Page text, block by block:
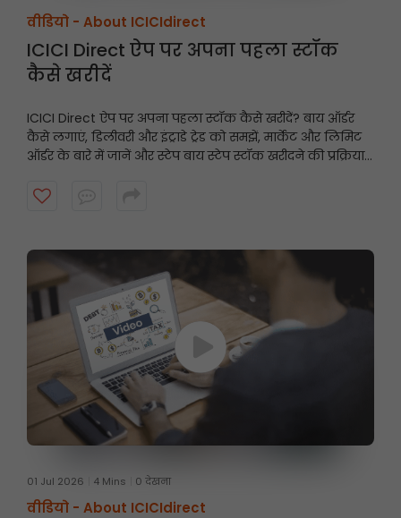
वीडियो - About ICICIdirect
ICICI Direct ऐप पर अपना पहला स्टॉक
कैसे खरीदें
ICICI Direct ऐप पर अपना पहला स्टॉक कैसे खरीदें? बाय ऑर्डर
कैसे लगाएं, डिलीवरी और इंट्राडे ट्रेड को समझें, मार्केट और लिमिट
ऑर्डर के बारे में जानें और स्टेप बाय स्टेप स्टॉक खरीदने की प्रक्रिया
01 Jul 2026 4 Mins 0 देखना
वीडियो - About ICICIdirect